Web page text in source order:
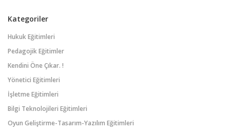
Kategoriler
Hukuk Eğitimleri
Pedagojik Eğitimler
Kendini Öne Çıkar. !
Yönetici Eğitimleri
İşletme Eğitimleri
Bilgi Teknolojileri Eğitimleri
Oyun Geliştirme-Tasarım-Yazılım Eğitimleri